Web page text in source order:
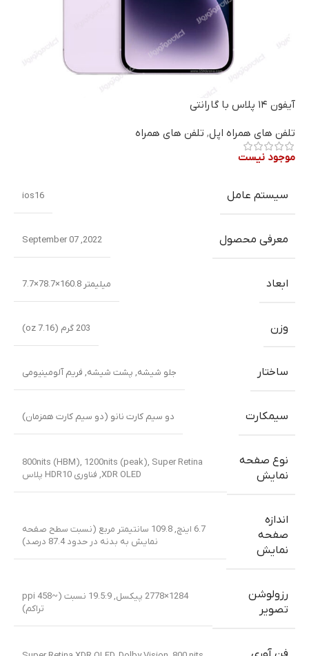
آیفون ۱۴ پلاس با گارانتی
تلفن های همراه اپل, تلفن های همراه
موجود نیست
سیستم عامل ios16
معرفی محصول 2022, September 07
ابعاد میلیمتر 160.8×78.7×7.7
وزن 203 گرم (7.16 oz)
ساختار جلو شیشه, پشت شیشه, فریم آلومینیومی
سیمکارت دو سیم کارت نانو (دو سیم کارت همزمان)
نوع صفحه
نمایش
800nits (HBM), 1200nits (peak), Super Retina
XDR OLED
, فناوری HDR10 پلاس
اندازه
صفحه
نمایش
6.7 اینچ, 109.8 سانتیمتر مربع (نسبت سطح صفحه
نمایش به بدنه در حدود 87.4 درصد)
رزولوشن
تصویر
1284×2778 پیکسل, 19.5:9 نسبت (~458 ppi
تراکم)